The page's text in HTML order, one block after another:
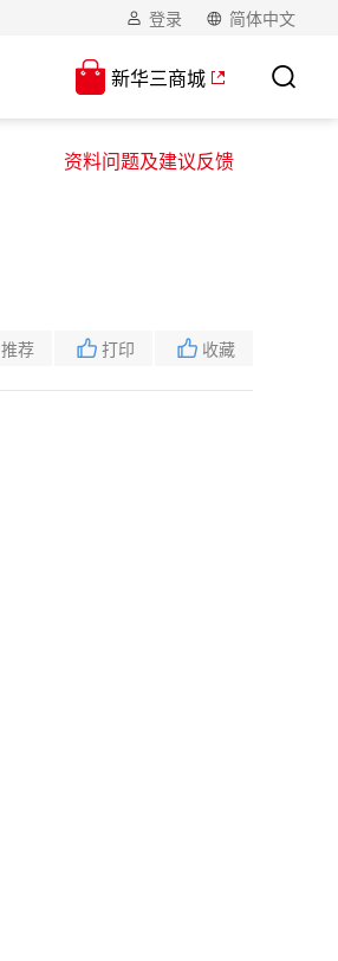
登录 简体中文
新华三商城
资料问题及建议反馈
收藏
打印
推荐